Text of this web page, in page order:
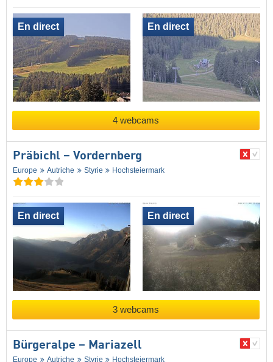
En direct En direct
4 webcams
Präbichl – Vordernberg
Europe Autriche Styrie Hochsteiermark
En direct En direct
3 webcams
Bürgeralpe – Mariazell
Europe Autriche Styrie Hochsteiermark